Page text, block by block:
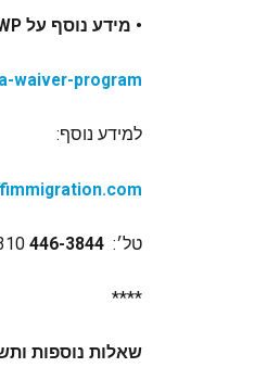
• מידע נוסף על VWP ניתן למצוא בכתובת
waiver-program
למידע נוסף:
טל׳: 446-3844
310
****
שאלות נוספות